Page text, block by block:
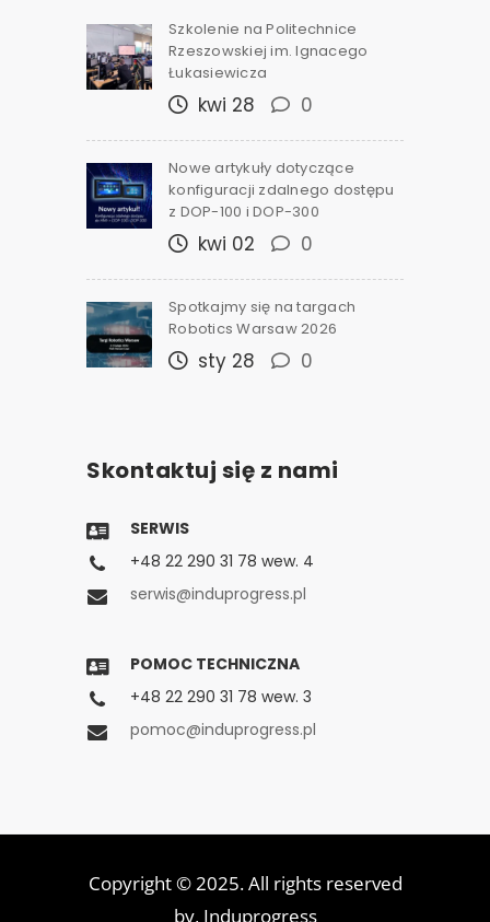
Szkolenie na Politechnice
Rzeszowskiej im. Ignacego
Łukasiewicza
kwi 28 0
Nowe artykuły dotyczące
konfiguracji zdalnego dostępu
z DOP-100 i DOP-300
kwi 02 0
Spotkajmy się na targach
Robotics Warsaw 2026
sty 28 0
Skontaktuj się z nami
SERWIS
+48 22 290 31 78 wew. 4
serwis@induprogress.pl
POMOC TECHNICZNA
+48 22 290 31 78 wew. 3
pomoc@induprogress.pl
Copyright © 2025. All rights reserved
by, Induprogress